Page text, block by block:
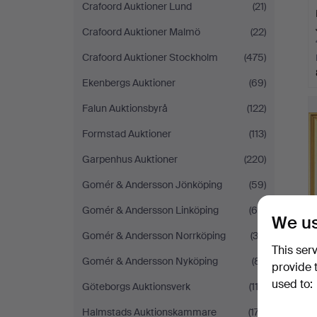
Crafoord Auktioner Lund
(21)
Crafoord Auktioner Malmö
(22)
Crafoord Auktioner Stockholm
(475)
Ekenbergs Auktioner
(69)
Falun Auktionsbyrå
(122)
Formstad Auktioner
(113)
Garpenhus Auktioner
(220)
Gomér & Andersson Jönköping
(59)
Gomér & Andersson Linköping
(65)
Gomér & Andersson Norrköping
(32)
Gomér & Andersson Nyköping
(81)
Göteborgs Auktionsverk
(112)
Halmstads Auktionskammare
(177)
We
This
provide
used to: